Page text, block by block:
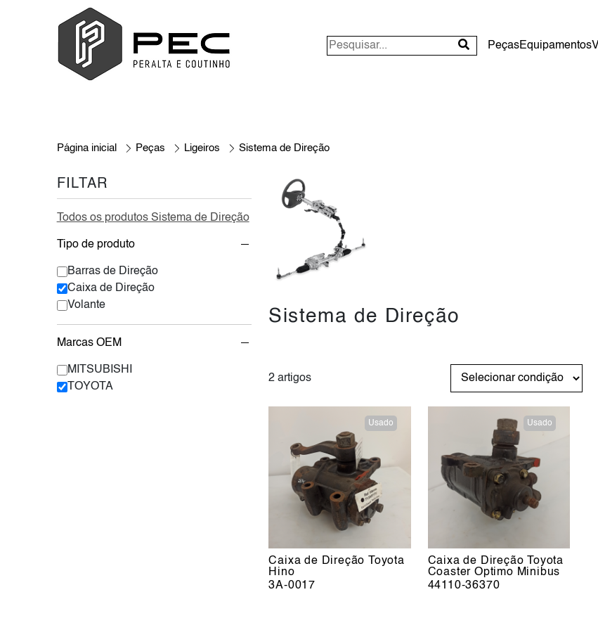
PeçasEquipamentos
Página inicial Peças Ligeiros Sistema de Direção
FILTAR
Todos os produtos Sistema de Direção
Tipo de produto
Barras de Direção
Caixa de Direção
Volante
Marcas OEM
MITSUBISHI
TOYOTA
Sistema de Direção
2 artigos
Usado
Caixa de Direção Toyota
Hino
3A-0017
Usado
Caixa de Direção Toyota
Coaster Optimo Minibus
44110-36370